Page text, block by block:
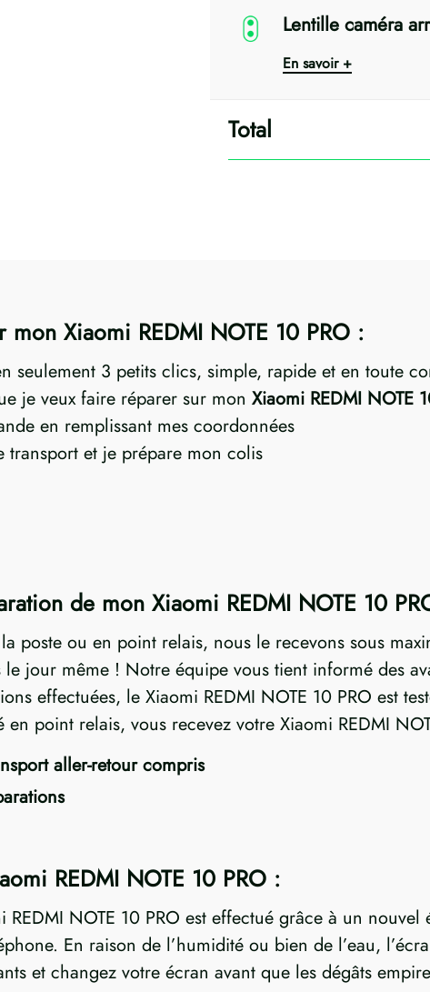
Lentille caméra
En savoir +
mon Xiaomi REDMI NOTE 10 PRO :
seulement 3 petits clics, simple, rapide et en toute
je veux faire réparer sur mon Xiaomi REDMI NOTE
en remplissant mes coordonnées
transport et je prépare mon colis
de mon Xiaomi REDMI NOTE 10
poste ou en point relais, nous le recevons sous
le jour même ! Notre équipe vous tient informé des
effectuées, le Xiaomi REDMI NOTE 10 PRO est
point relais, vous recevez votre Xiaomi REDMI
aller-retour compris
REDMI NOTE 10 PRO :
REDMI NOTE 10 PRO est effectué grâce à un
En raison de l’humidité ou bien de l’eau,
et changez votre écran avant que les dégâts